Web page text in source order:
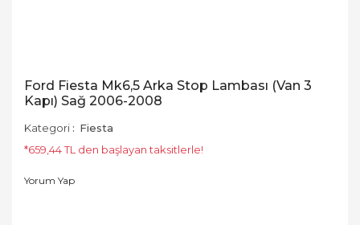
Ford Fiesta Mk6,5 Arka Stop Lambası (Van 3
Kapı) Sağ 2006-2008
Kategori
Fiesta
*659,44 TL den başlayan taksitlerle!
Yorum Yap